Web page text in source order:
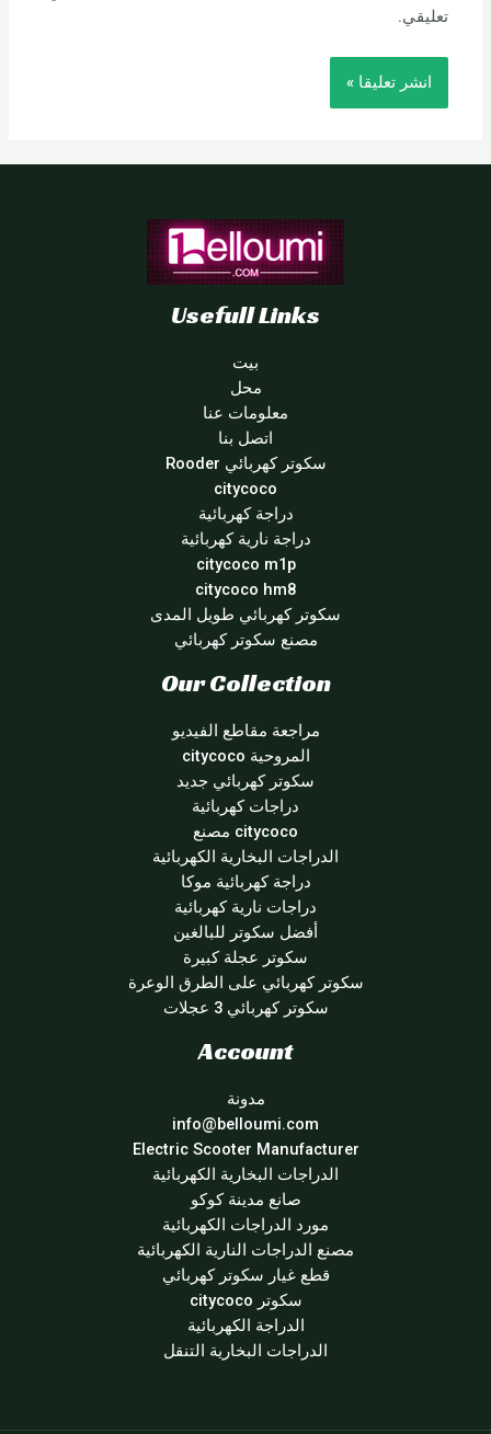
تعليقي.
Usefull Links
بيت
محل
معلومات عنا
اتصل بنا
سكوتر كهربائي Rooder
citycoco
دراجة كهربائية
دراجة نارية كهربائية
citycoco m1p
citycoco hm8
سكوتر كهربائي طويل المدى
مصنع سكوتر كهربائي
Our Collection
مراجعة مقاطع الفيديو
المروحية citycoco
سكوتر كهربائي جديد
دراجات كهربائية
citycoco مصنع
الدراجات البخارية الكهربائية
دراجة كهربائية موكا
دراجات نارية كهربائية
أفضل سكوتر للبالغين
سكوتر عجلة كبيرة
سكوتر كهربائي على الطرق الوعرة
سكوتر كهربائي 3 عجلات
Account
مدونة
info@belloumi.com
Electric Scooter Manufacturer
الدراجات البخارية الكهربائية
صانع مدينة كوكو
مورد الدراجات الكهربائية
مصنع الدراجات النارية الكهربائية
قطع غيار سكوتر كهربائي
سكوتر citycoco
الدراجة الكهربائية
الدراجات البخارية التنقل